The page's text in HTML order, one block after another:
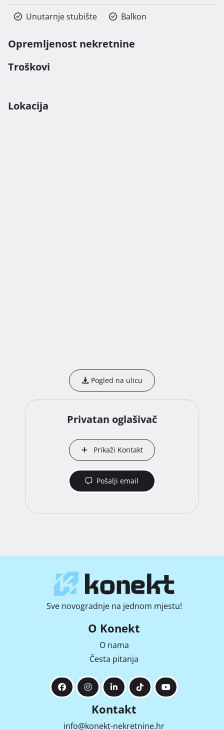
Unutarnje stubište Balkon
Opremljenost nekretnine
Troškovi
Lokacija
Pogled na ulicu
Privatan oglašivač
Prikaži Kontakt
Pošalji email
Sve novogradnje na jednom mjestu!
O Konekt
O nama
Česta pitanja
Kontakt
info@konekt-nekretnine.hr